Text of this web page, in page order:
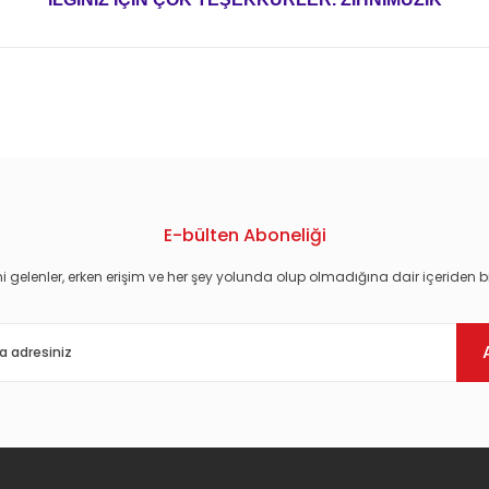
E-bülten Aboneliği
gelenler, erken erişim ve her şey yolunda olup olmadığına dair içeriden